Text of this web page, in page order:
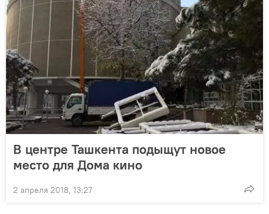
В центре Ташкента подыщут новое
место для Дома кино
2 апреля 2018, 13:27